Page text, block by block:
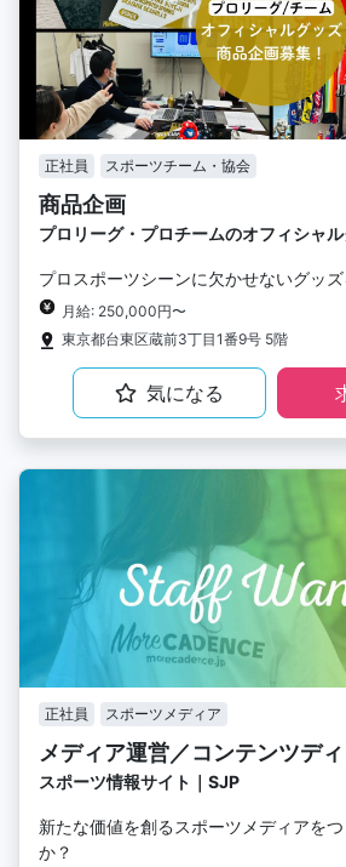
正社員 スポーツチーム・協会
商品企画
プロリーグ・プロチームのオフィシャ
プロスポーツシーンに欠かせないグッズ
月給: 250,000円〜
東京都台東区蔵前3丁目1番9号 5階
気になる
正社員 スポーツメディア
メディア運営／コンテンツデ
スポーツ情報サイト｜SJP
新たな価値を創るスポーツメディアを
か？